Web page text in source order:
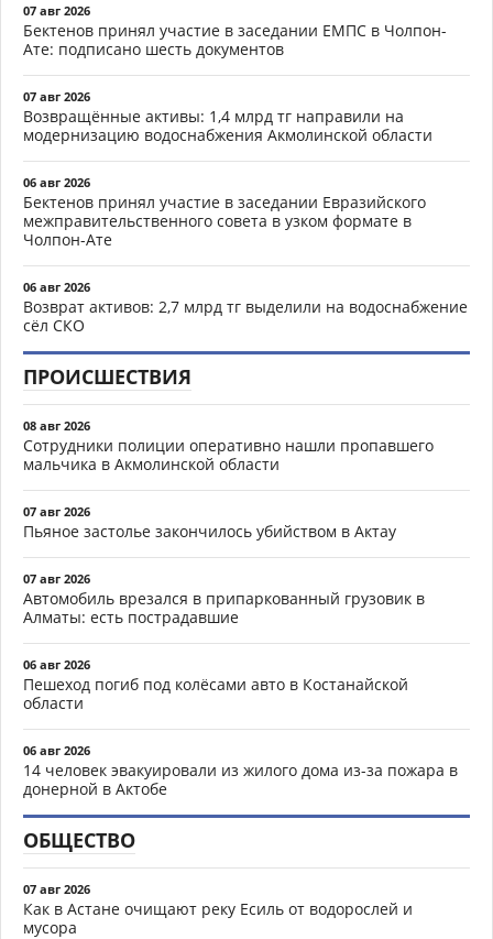
07 авг 2026
Бектенов принял участие в заседании ЕМПС в Чолпон-
Ате: подписано шесть документов
07 авг 2026
Возвращённые активы: 1,4 млрд тг направили на
модернизацию водоснабжения Акмолинской области
06 авг 2026
Бектенов принял участие в заседании Евразийского
межправительственного совета в узком формате в
Чолпон-Ате
06 авг 2026
Возврат активов: 2,7 млрд тг выделили на водоснабжение
сёл СКО
ПРОИСШЕСТВИЯ
08 авг 2026
Сотрудники полиции оперативно нашли пропавшего
мальчика в Акмолинской области
07 авг 2026
Пьяное застолье закончилось убийством в Актау
07 авг 2026
Автомобиль врезался в припаркованный грузовик в
Алматы: есть пострадавшие
06 авг 2026
Пешеход погиб под колёсами авто в Костанайской
области
06 авг 2026
14 человек эвакуировали из жилого дома из-за пожара в
донерной в Актобе
ОБЩЕСТВО
07 авг 2026
Как в Астане очищают реку Есиль от водорослей и
мусора